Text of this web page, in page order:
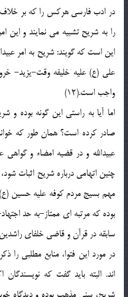
در ادب فارسی هرکس را که بر
را به شریح تشبیه می نمایند و این
این است که گویند: شریح به امر
علی (ع) علیه خلیفه وقت-یزید-
واجب است.(12)
اما آیا به راستی این گونه بوده و
صادر کرده است؟ همان طور که
عبیدالله و در قضیه امضاء و
چنین اتهامی درباره شریح اثبات
مهم بسیج مردم کوفه علیه حسین
بوده که مرتبه ای ممتاز-به حد
سابقه در قرآن و قاضی خلفای
در مورد این فتوا، منابع مطلبی را
اند. البته باید گفت که نویسندگان